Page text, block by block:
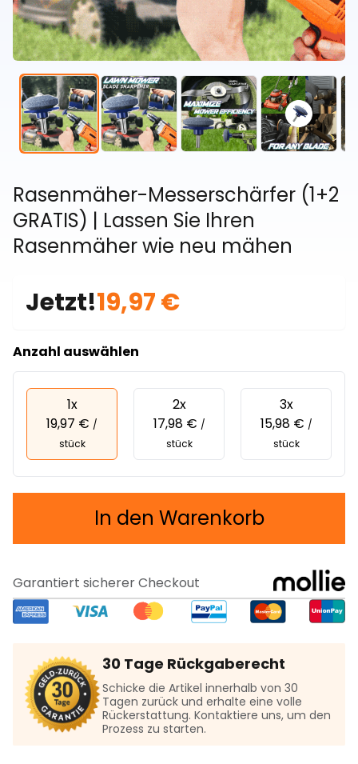
Rasenmäher-Messerschärfer (1+2
GRATIS) | Lassen Sie Ihren
Rasenmäher wie neu mähen
Jetzt!19,97 €
Anzahl auswählen
1x
19,97 € /
stück
2x
17,98 € /
stück
3x
15,98 € /
stück
In den Warenkorb
Garantiert sicherer Checkout
30 Tage Rückgaberecht
Schicke die Artikel innerhalb von 30
Tagen zurück und erhalte eine volle
Rückerstattung. Kontaktiere uns, um den
Prozess zu starten.